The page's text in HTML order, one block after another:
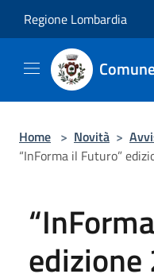
Regione Lombardia
Home > Novità >
“InForma il Futuro”
edizione